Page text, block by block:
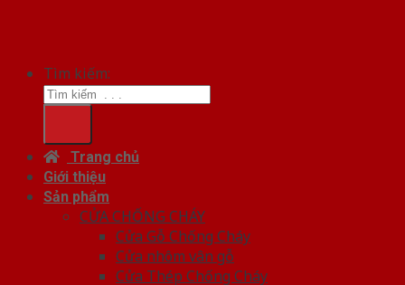
Tìm kiếm:
Trang chủ
Giới thiệu
Sản phẩm
CỬA CHỐNG CHÁY
Cửa Gỗ Chống Cháy
Cửa nhôm vân gỗ
Cửa Thép Chống Cháy